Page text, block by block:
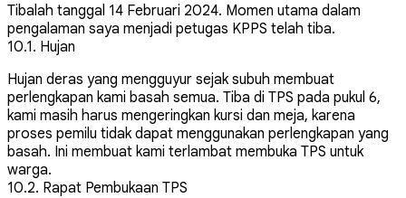
Tibalah tanggal 14 Februari 2024. Momen utama dalam
pengalaman saya menjadi petugas KPPS telah tiba.
10.1. Hujan
Hujan deras yang mengguyur sejak subuh membuat
perlengkapan kami basah semua. Tiba di TPS pada pukul 6,
kami masih harus mengeringkan kursi dan meja, karena
proses pemilu tidak dapat menggunakan perlengkapan yang
basah. Ini membuat kami terlambat membuka TPS untuk
warga.
10.2. Rapat Pembukaan TPS